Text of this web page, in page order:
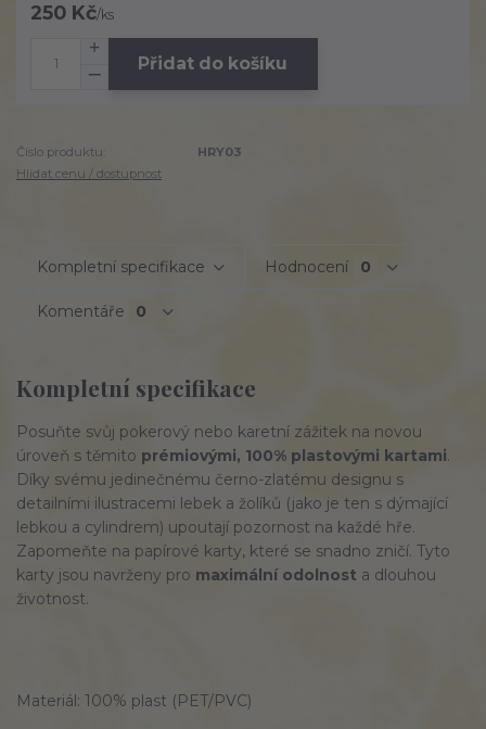
250 Kč/ks
Přidat do košíku
Číslo produktu:
HRY03
Hlídat cenu / dostupnost
Kompletní specifikace Hodnocení 0
Komentáře 0
Kompletní specifikace
Posuňte svůj pokerový nebo karetní zážitek na novou
úroveň s těmito prémiovými, 100% plastovými kartami.
Díky svému jedinečnému černo-zlatému designu s
detailními ilustracemi lebek a žolíků (jako je ten s dýmající
lebkou a cylindrem) upoutají pozornost na každé hře.
Zapomeňte na papírové karty, které se snadno zničí. Tyto
karty jsou navrženy pro maximální odolnost a dlouhou
životnost.
Materiál: 100% plast (PET/PVC)